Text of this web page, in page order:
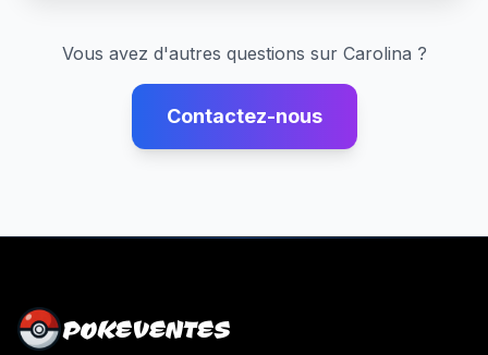
Vous avez d'autres questions sur Carolina ?
Contactez-nous
POKEVENTES